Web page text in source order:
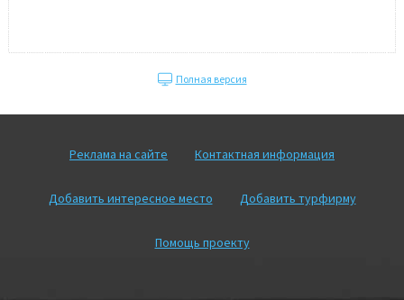
Полная версия
Реклама на сайте Контактная информация
Добавить интересное место Добавить турфирму
Помощь проекту